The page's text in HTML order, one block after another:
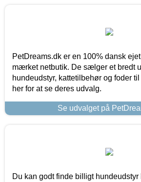
PetDreams.dk er en 100% dansk
mærket netbutik. De sælger et bredt
hundeudstyr, kattetilbehør og foder
her for at se deres udvalg.
Se udvalget på
Du kan godt finde billigt